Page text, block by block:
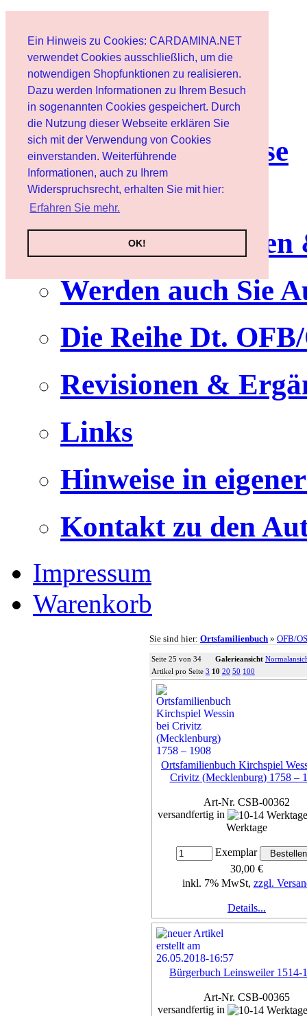
Ein Hinweis zu Cookies: CARDAMINA.NET
verwendet Cookies ausschließlich, um die
notwendigen Shopfunktionen zu realisieren.
Dazu werden Informationen zu Ihrem Besuch
in sogenannten Cookies gespeichert. Durch
die Nutzung dieser Webseite erklären Sie
sich mit der Verwendung von Cookies
einverstanden. Weiterführende
Informationen, auch zu Ihrem
Widerspruchsrecht, erhalten Sie mit hier:
Erfahren Sie mehr.
OK!
Benutzer
Newsletter
Nutzungshinweise
Service
Werden auch Sie
Die Reihe Dt.
Revisionen &
Links
Hinweise in
Kontakt zu den
Impressum
Warenkorb
Sie sind hier: Ortsfamilienbuch » OFB/
Seite 25 von 34 Galerieansicht
Artikel pro Seite 3 10 20 50 100
Ortsfamilienbuch Kirchspiel
Crivitz (Mecklenburg) 1758 –
Art-Nr. CSB-00362
versandfertig in
Werktage
Exemplar
30,00 €
inkl. 7% MwSt, zzgl.
Details...
Bürgerbuch Leinsweiler 1514-
Art-Nr. CSB-00365
versandfertig in